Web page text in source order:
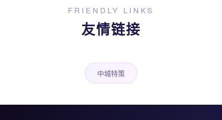
FRIENDLY LINKS
友情链接
中城特策